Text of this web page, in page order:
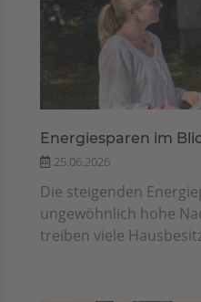
Energiesparen im
25.06.2026
Die steigenden
ungewöhnlich hohe
treiben viele